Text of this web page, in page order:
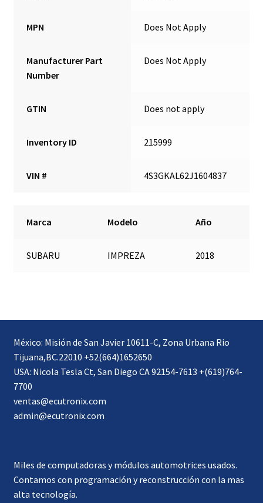
MPN Does Not Apply
Manufacturer Part
Number
Does Not Apply
GTIN Does not apply
Inventory ID 215999
VIN # 4S3GKAL62J1604837
Marca Modelo Año
SUBARU IMPREZA 2018
México: Misión de San Javier 10611-C, Zona Urbana Rio
Tijuana,BC.22010 +52(664)1652650
USA: Nicola Tesla Ct, San Diego CA 92154-7613 +(619)764-
7700
ventas@ecutronix.com
admin@ecutronix.com
Miles de computadoras y módulos automotrices usados.
Contamos con programación y reconstrucción con la mas
alta tecnología.